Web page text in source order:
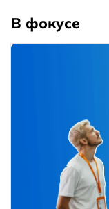
В фокусе